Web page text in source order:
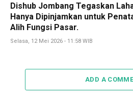
Dishub Jombang Tegaskan
Hanya Dipinjamkan untuk
Alih Fungsi Pasar.
Selasa, 12 Mei 2026 - 11:58 WIB
ADD A